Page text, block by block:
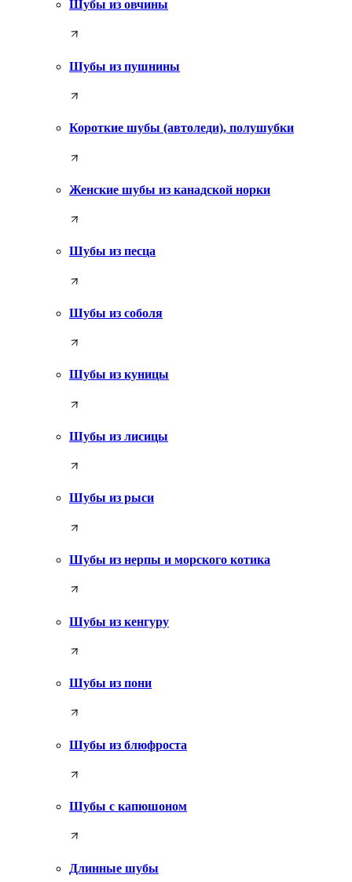
Шубы из овчины
Шубы из пушнины
Короткие шубы (автоледи), полушубки
Женские шубы из канадской норки
Шубы из песца
Шубы из соболя
Шубы из куницы
Шубы из лисицы
Шубы из рыси
Шубы из нерпы и морского котика
Шубы из кенгуру
Шубы из пони
Шубы из блюфроста
Шубы с капюшоном
Длинные шубы